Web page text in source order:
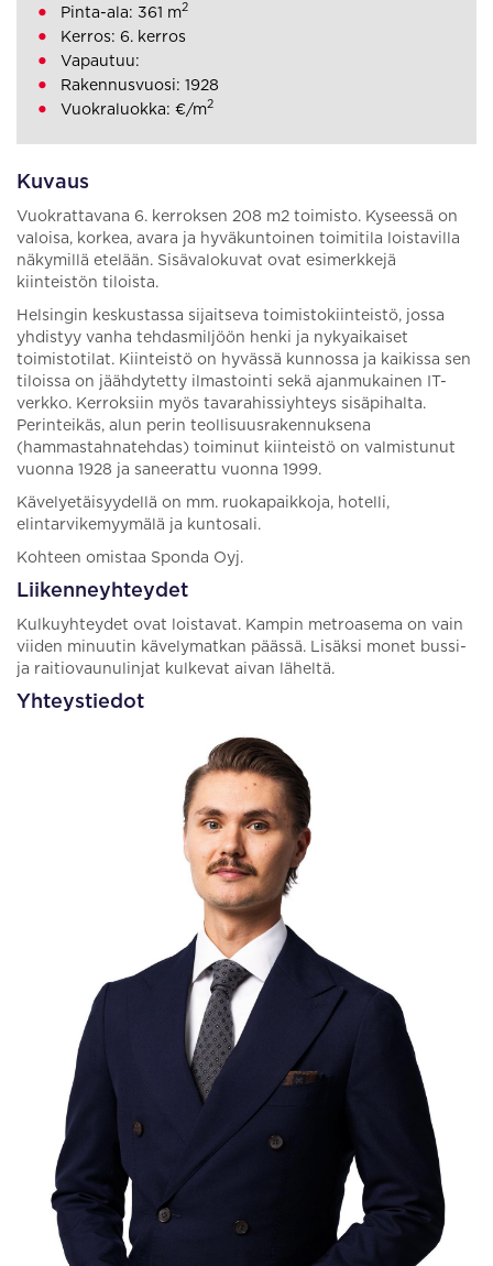
Kuvaus
Vuokrattavana 6. kerroksen 208 m2 toimisto. Kyseessä on
valoisa, korkea, avara ja hyväkuntoinen toimitila loistavilla
näkymillä etelään. Sisävalokuvat ovat esimerkkejä
kiinteistön tiloista.
Helsingin keskustassa sijaitseva toimistokiinteistö, jossa
yhdistyy vanha tehdasmiljöön henki ja nykyaikaiset
toimistotilat. Kiinteistö on hyvässä kunnossa ja kaikissa sen
tiloissa on jäähdytetty ilmastointi sekä ajanmukainen IT-
verkko. Kerroksiin myös tavarahissiyhteys sisäpihalta.
Perinteikäs, alun perin teollisuusrakennuksena
(hammastahnatehdas) toiminut kiinteistö on valmistunut
vuonna 1928 ja saneerattu vuonna 1999.
Kävelyetäisyydellä on mm. ruokapaikkoja, hotelli,
elintarvikemyymälä ja kuntosali.
Kohteen omistaa Sponda Oyj.
Liikenneyhteydet
Kulkuyhteydet ovat loistavat. Kampin metroasema on vain
viiden minuutin kävelymatkan päässä. Lisäksi monet bussi-
ja raitiovaunulinjat kulkevat aivan läheltä.
Yhteystiedot
Pinta-ala: 361 m2
Kerros: 6. kerros
Vapautuu:
Rakennusvuosi: 1928
Vuokraluokka: €/m2